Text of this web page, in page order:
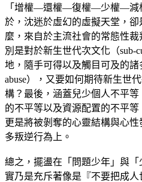
「增權—還權—復權—少權—減
於，沈迷於虛幻的虛擬天堂，
麼，來自於主流社會的常態性
別是對於新生世代次文化（sub-
地，隨手可得以及觸目可及的諸
abuse），又要如何期待新生世
構？最後，涵蓋兒少個人不平
的不平等以及資源配置的不平等
更是將被剝奪的心靈結構與心
多叛逆行為上。
總之，擺盪在「問題少年」與「
實乃是充斥著像是『不要把成